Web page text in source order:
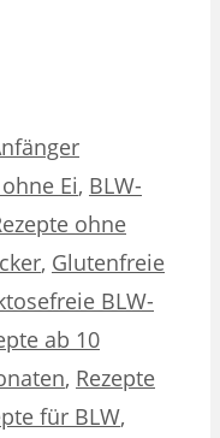
Schlagwörter
Ei, BLW-
ohne
, Glutenfreie
BLW-
ab 10
, Rezepte
für BLW,